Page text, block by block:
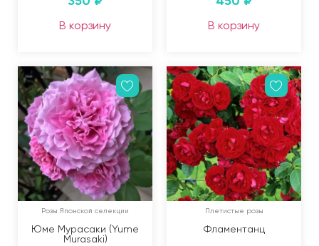
В корзину В корзину
Розы Японской селекции
Юме Мурасаки (Yume
Мurasaki)
Плетистые розы
Фламентанц